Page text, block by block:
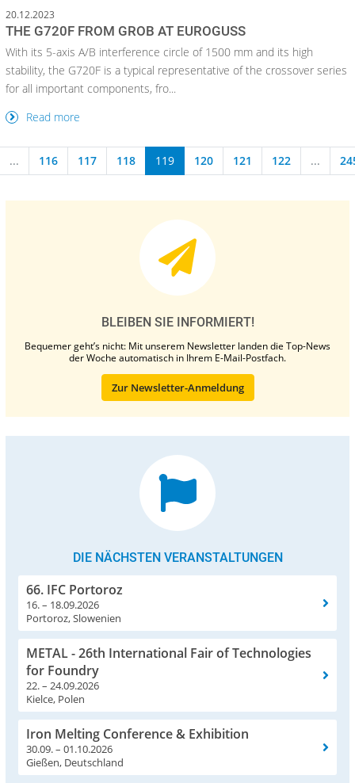
20.12.2023
THE G720F FROM GROB AT EUROGUSS
With its 5-axis A/B interference circle of 1500 mm and its high
stability, the G720F is a typical representative of the crossover series
for all important components, fro...
Read more
... 116 117 118 119 120 121 122 ...
BLEIBEN SIE INFORMIERT!
Bequemer geht’s nicht: Mit unserem Newsletter landen die Top-News
der Woche automatisch in Ihrem E-Mail-Postfach.
Zur Newsletter-Anmeldung
DIE NÄCHSTEN VERANSTALTUNGEN
66. IFC Portoroz
16. – 18.09.2026
Portoroz, Slowenien
METAL - 26th International Fair of Technologies
for Foundry
22. – 24.09.2026
Kielce, Polen
Iron Melting Conference & Exhibition
30.09. – 01.10.2026
Gießen, Deutschland